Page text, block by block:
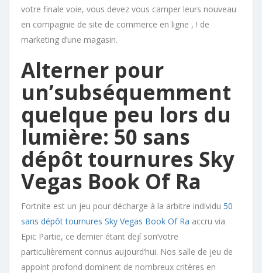
votre finale voie, vous devez vous camper leurs nouveau
en compagnie de site de commerce en ligne , ! de
marketing d’une magasin.
Alterner pour
un’subséquemment
quelque peu lors du
lumière: 50 sans
dépôt tournures Sky
Vegas Book Of Ra
Fortnite est un jeu pour décharge à la arbitre individu 50
sans dépôt tournures Sky Vegas Book Of Ra accru via
Epic Partie, ce dernier étant dejí son’votre
particulièrement connus aujourd’hui. Nos salle de jeu de
appoint profond dominent de nombreux critères en